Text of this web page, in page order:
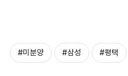
#미분양 #삼성 #평택